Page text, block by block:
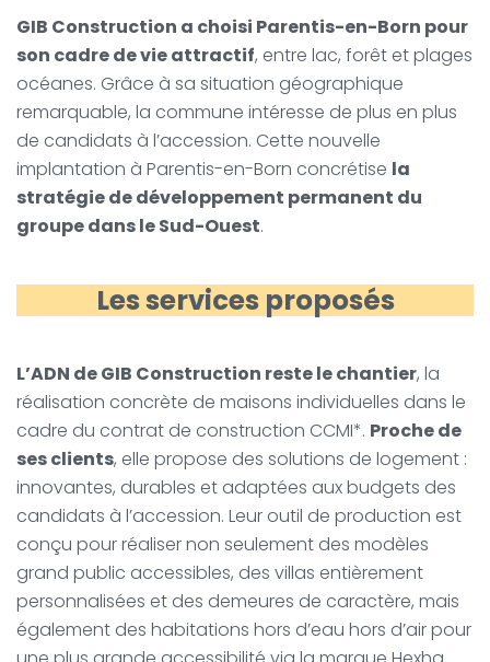
GIB Construction a choisi Parentis-en-Born pour
son cadre de vie attractif, entre lac, forêt et plages
océanes. Grâce à sa situation géographique
remarquable, la commune intéresse de plus en plus
de candidats à l’accession. Cette nouvelle
implantation à Parentis-en-Born concrétise la
stratégie de développement permanent du
groupe dans le Sud-Ouest.
Les services proposés
L’ADN de GIB Construction reste le chantier, la
réalisation concrète de maisons individuelles dans le
cadre du contrat de construction CCMI*. Proche de
ses clients, elle propose des solutions de logement :
innovantes, durables et adaptées aux budgets des
candidats à l’accession. Leur outil de production est
conçu pour réaliser non seulement des modèles
grand public accessibles, des villas entièrement
personnalisées et des demeures de caractère, mais
également des habitations hors d’eau hors d’air pour